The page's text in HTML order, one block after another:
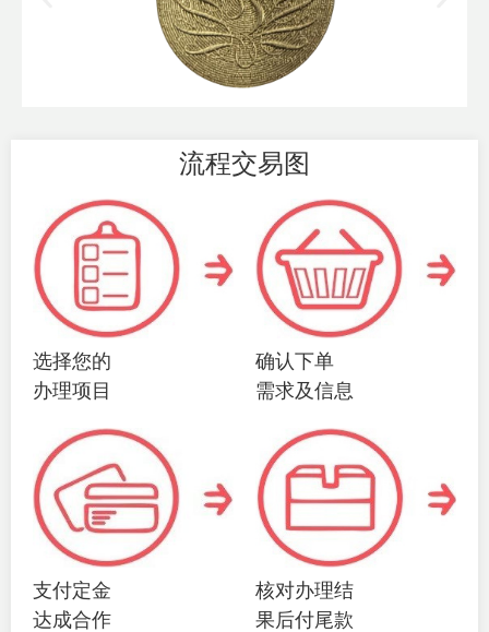
流程交易图
选择您的
办理项目
确认下单
需求及信息
支付定金
达成合作
核对办理结
果后付尾款